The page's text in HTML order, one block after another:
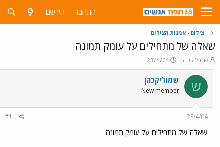
התחבר הירשם
צילום - אמנות הצילום
שאלה של מתחילים על עומק תמונה
פ
ו
ת
ח
ה
ש
א
שמוליקכהן
פ
ו
ר
ם
ר
23/4/04
ש שמוליקכהן
New member
23/4/04
#1
שאלה של מתחילים על עומק תמונה